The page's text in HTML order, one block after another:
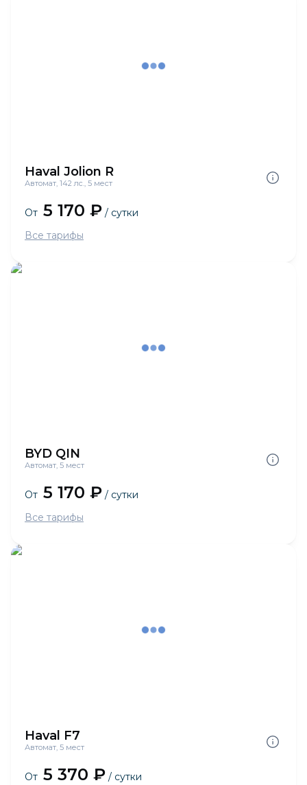
Haval Jolion R
Автомат, 142 лс., 5 мест
От 5 170 ₽ / сутки
Все тарифы
BYD QIN
Автомат, 5 мест
От 5 170 ₽ / сутки
Все тарифы
Haval F7
Автомат, 5 мест
От 5 370 ₽ / сутки